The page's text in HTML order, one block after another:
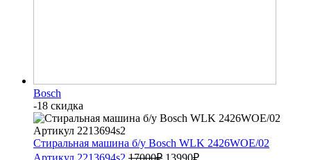
Bosch
-18 скидка
Стиральная машина б/у Bosch WLK 2426WOE/02